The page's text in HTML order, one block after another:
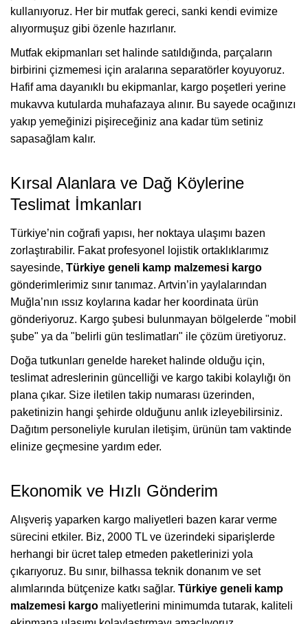
kullanıyoruz. Her bir mutfak gereci, sanki kendi evimize
alıyormuşuz gibi özenle hazırlanır.
Mutfak ekipmanları set halinde satıldığında, parçaların
birbirini çizmemesi için aralarına separatörler koyuyoruz.
Hafif ama dayanıklı bu ekipmanlar, kargo poşetleri yerine
mukavva kutularda muhafazaya alınır. Bu sayede ocağınızı
yakıp yemeğinizi pişireceğiniz ana kadar tüm setiniz
sapasağlam kalır.
Kırsal Alanlara ve Dağ Köylerine
Teslimat İmkanları
Türkiye’nin coğrafi yapısı, her noktaya ulaşımı bazen
zorlaştırabilir. Fakat profesyonel lojistik ortaklıklarımız
sayesinde, Türkiye geneli kamp malzemesi kargo
gönderimlerimiz sınır tanımaz. Artvin’in yaylalarından
Muğla’nın ıssız koylarına kadar her koordinata ürün
gönderiyoruz. Kargo şubesi bulunmayan bölgelerde "mobil
şube" ya da "belirli gün teslimatları" ile çözüm üretiyoruz.
Doğa tutkunları genelde hareket halinde olduğu için,
teslimat adreslerinin güncelliği ve kargo takibi kolaylığı ön
plana çıkar. Size iletilen takip numarası üzerinden,
paketinizin hangi şehirde olduğunu anlık izleyebilirsiniz.
Dağıtım personeliyle kurulan iletişim, ürünün tam vaktinde
elinize geçmesine yardım eder.
Ekonomik ve Hızlı Gönderim
Alışveriş yaparken kargo maliyetleri bazen karar verme
sürecini etkiler. Biz, 2000 TL ve üzerindeki siparişlerde
herhangi bir ücret talep etmeden paketlerinizi yola
çıkarıyoruz. Bu sınır, bilhassa teknik donanım ve set
alımlarında bütçenize katkı sağlar. Türkiye geneli kamp
malzemesi kargo maliyetlerini minimumda tutarak, kaliteli